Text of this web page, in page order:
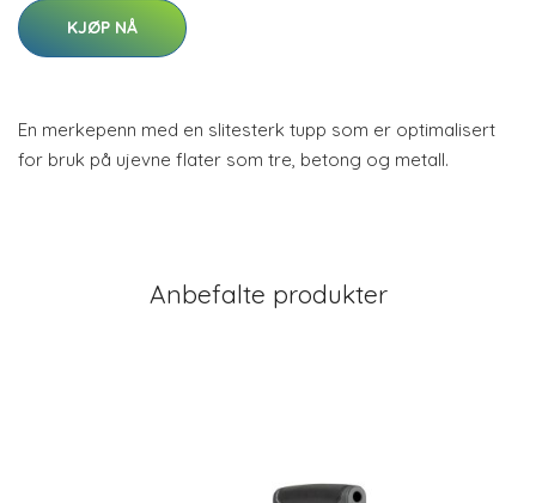
KJØP NÅ
En merkepenn med en slitesterk tupp som er optimalisert
for bruk på ujevne flater som tre, betong og metall.
Anbefalte produkter